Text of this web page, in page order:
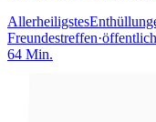
Allerheiligstes
Freundestreffen·öffentlich
64 Min.